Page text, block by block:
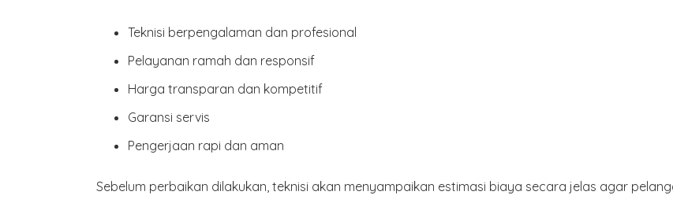
Teknisi berpengalaman dan profesional
Pelayanan ramah dan responsif
Harga transparan dan kompetitif
Garansi servis
Pengerjaan rapi dan aman
Sebelum perbaikan dilakukan, teknisi akan menyampaikan estimasi biaya secara jelas agar